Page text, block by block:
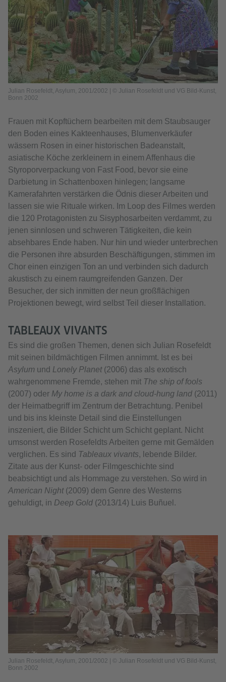
Julian Rosefeldt, Asylum, 2001/2002 | © Julian Rosefeldt und VG Bild-Kunst,
Bonn 2002
Frauen mit Kopftüchern bearbeiten mit dem Staubsauger
den Boden eines Kakteenhauses, Blumenverkäufer
wässern Rosen in einer historischen Badeanstalt,
asiatische Köche zerkleinern in einem Affenhaus die
Styroporverpackung von Fast Food, bevor sie eine
Darbietung in Schattenboxen hinlegen; langsame
Kamerafahrten verstärken die Ödnis dieser Arbeiten und
lassen sie wie Rituale wirken. Im Loop des Filmes werden
die 120 Protagonisten zu Sisyphosarbeiten verdammt, zu
jenen sinnlosen und schweren Tätigkeiten, die kein
absehbares Ende haben. Nur hin und wieder unterbrechen
die Personen ihre absurden Beschäftigungen, stimmen im
Chor einen einzigen Ton an und verbinden sich dadurch
akustisch zu einem raumgreifenden Ganzen. Der
Besucher, der sich inmitten der neun großflächigen
Projektionen bewegt, wird selbst Teil dieser Installation.
TABLEAUX VIVANTS
Es sind die großen Themen, denen sich Julian Rosefeldt
mit seinen bildmächtigen Filmen annimmt. Ist es bei
Asylum und Lonely Planet(2006) das als exotisch
wahrgenommene Fremde, stehen mit The ship of fools
(2007) oder My home is a dark and cloud-hung land (2011)
der Heimatbegriff im Zentrum der Betrachtung. Penibel
und bis ins kleinste Detail sind die Einstellungen
inszeniert, die Bilder Schicht um Schicht geplant. Nicht
umsonst werden Rosefeldts Arbeiten gerne mit Gemälden
verglichen. Es sind Tableaux vivants, lebende Bilder.
Zitate aus der Kunst- oder Filmgeschichte sind
beabsichtigt und als Hommage zu verstehen. So wird in
American Night(2009) dem Genre des Westerns
gehuldigt, in Deep Gold (2013/14) Luis Buñuel.
Julian Rosefeldt, Asylum, 2001/2002 | © Julian Rosefeldt und VG Bild-Kunst,
Bonn 2002